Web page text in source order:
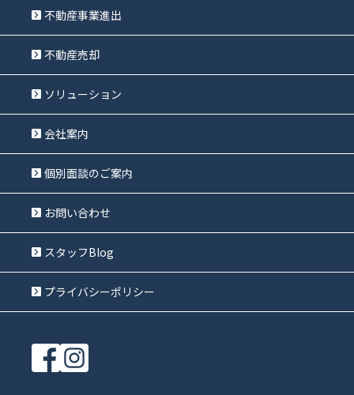
不動産事業進出
不動産売却
ソリューション
会社案内
個別面談のご案内
お問い合わせ
スタッフBlog
プライバシーポリシー